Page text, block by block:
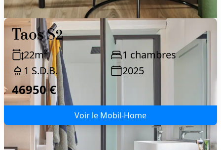
Taos S2
22m² 1 chambres
1 S.D.B. 2025
46950 €
Voir le Mobil-Home